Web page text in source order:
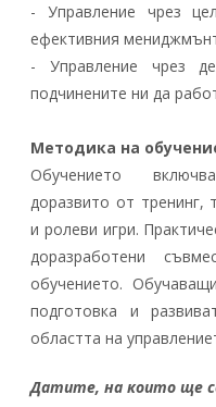
- Управление чрез
ефективния
- Управление чрез
подчинените ни да
Методика на
Обучението
доразвито от тренинг,
и ролеви игри.
доразработени
обучението.
подготовка и
областта на
Датите, на които ще